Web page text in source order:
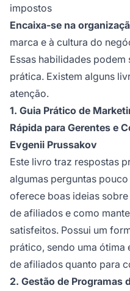
impostos
Encaixa-se na
marca e à cultura do
Essas habilidades
prática. Existem alguns
atenção.
1. Guia Prático de
Rápida para Gerentes e
Evgenii Prussakov
Este livro traz respostas
algumas perguntas
oferece boas ideias
de afiliados e como
satisfeitos. Possui um
prático, sendo uma ótima
de afiliados quanto para
2. Gestão de Programas